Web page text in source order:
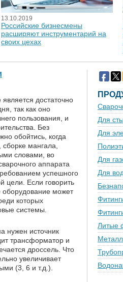
13.10.2019
Российские бизнесмены
расширяют инструментарий на
своих цехах
достаточно
так как оно
пользования, и
Без
обойтись, когда
мангала,
словами, во
аппарата
успешного
цели. Если говорить
оборудование может
которых
системы.
нужен источник
трансформатор и
дроссель. Что
увеличивает
(3, 6 и т.д.).
Для
Для
Для
Для
Литые